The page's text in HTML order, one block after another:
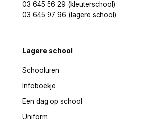
03 645 56 29 (kleuterschool)
03 645 97 96 (lagere school)
Lagere school
Schooluren
Infoboekje
Een dag op school
Uniform